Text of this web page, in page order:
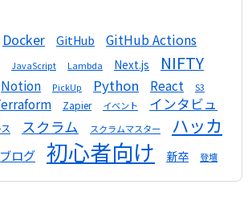
Docker GitHub GitHub Actions
JavaScript Lambda Next.js
NIFTY
Notion PickUp Python React S3
Zapier イベント
インタビュ
スクラム スクラムマスター
ハッカ
ログ 初心者向け 新卒 登壇